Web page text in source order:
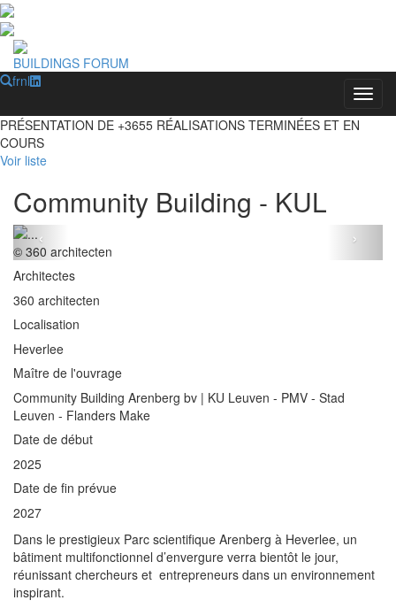
BUILDINGS FORUM
frnl
PRÉSENTATION DE +3655 RÉALISATIONS TERMINÉES ET EN
COURS
Voir liste
Community Building - KUL
© 360 architecten
‹ ›
Architectes
360 architecten
Localisation
Heverlee
Maître de l'ouvrage
Community Building Arenberg bv | KU Leuven - PMV - Stad
Leuven - Flanders Make
Date de début
2025
Date de fin prévue
2027
Dans le prestigieux Parc scientifique Arenberg à Heverlee, un
bâtiment multifonctionnel d’envergure verra bientôt le jour,
réunissant chercheurs et entrepreneurs dans un environnement
inspirant.